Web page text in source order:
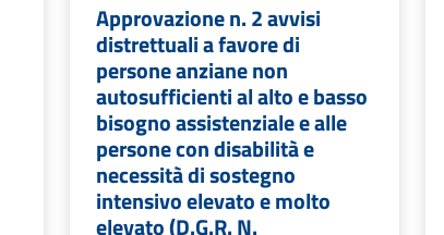
Approvazione n. 2 avvisi
distrettuali a favore di
persone anziane non
autosufficienti al alto e basso
bisogno assistenziale e alle
persone con disabilità e
necessità di sostegno
intensivo elevato e molto
elevato (D.G.R. N.